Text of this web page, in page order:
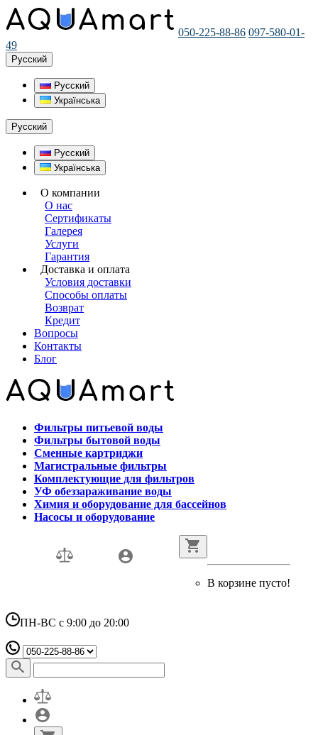
050-225-88-86 097-580-01-
49
Русский
Русский
Українська
Русский
Русский
Українська
О компании
О нас
Сертификаты
Галерея
Услуги
Гарантия
Доставка и оплата
Условия доставки
Способы оплаты
Возврат
Кредит
Вопросы
Контакты
Блог
Фильтры питьевой воды
Фильтры бытовой воды
Сменные картриджи
Магистральные фильтры
Комплектующие для фильтров
УФ обеззараживание воды
Химия и оборудование для бассейнов
Насосы и оборудование
В корзине пусто!
ПН-ВС с 9:00 до 20:00